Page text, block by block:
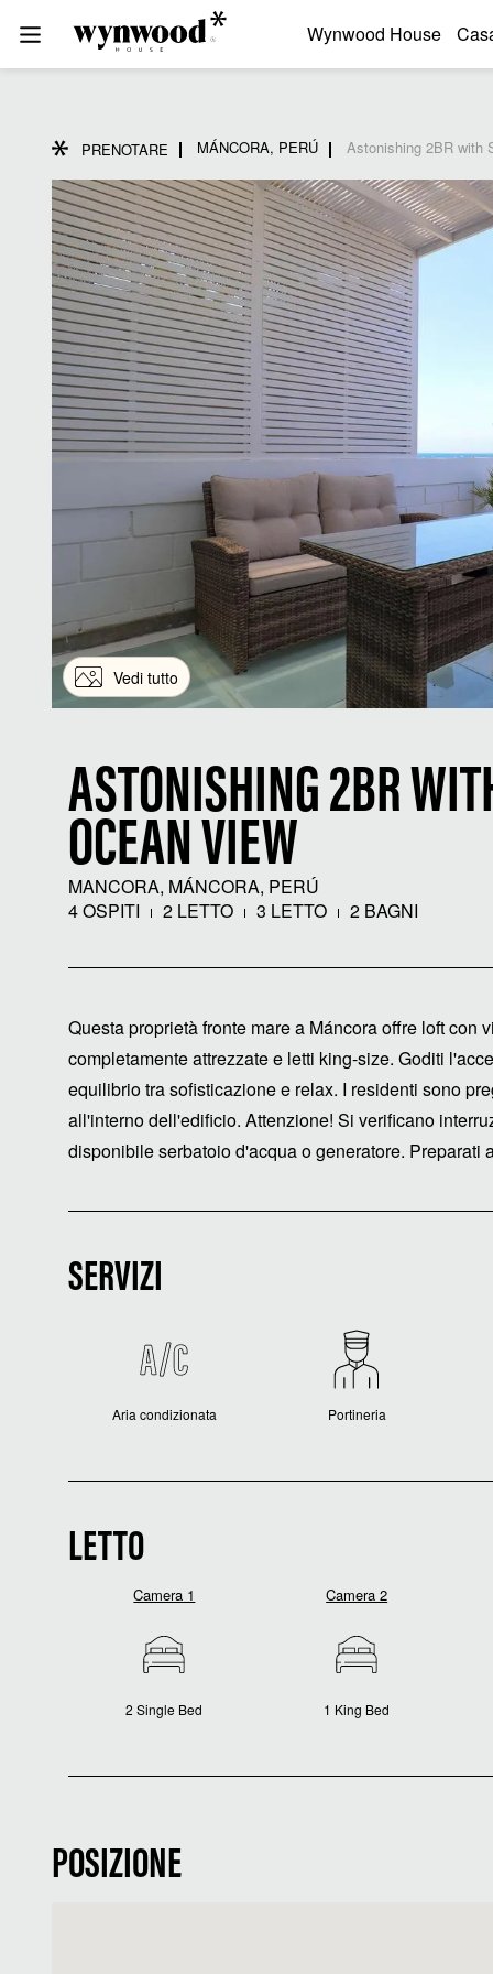
Wynwood House
PRENOTARE MÁNCORA, PERÚ Astonishing 2BR with
Vedi tutto
ASTONISHING 2BR
OCEAN VIEW
MANCORA, MÁNCORA, PERÚ
4 OSPITI
2 LETTO 3 LETTO 2 BAGNI
Questa proprietà fronte mare a Máncora offre loft con
completamente attrezzate e letti king-size. Goditi
equilibrio tra sofisticazione e relax. I residenti sono
all'interno dell'edificio. Attenzione! Si verificano
disponibile serbatoio d'acqua o generatore. Preparati
SERVIZI
Aria condizionata Portineria
LETTO
Camera 1
2 Single Bed
Camera 2
1 King Bed
POSIZIONE